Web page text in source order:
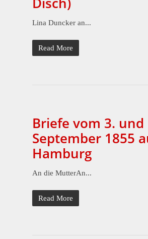
Lina Duncker an...
Read More
Briefe vom 3. und
September 1855
Hamburg
An die MutterAn...
Read More